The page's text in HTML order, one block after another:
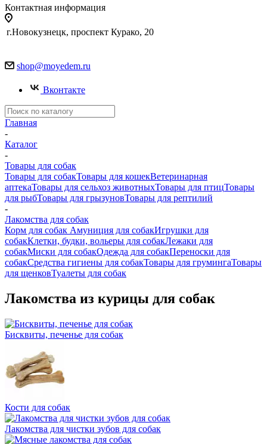
Контактная информация
г.Новокузнецк, проспект Курако, 20
shop@moyedem.ru
Вконтакте
Главная
-
Каталог
-
Товары для собак
Товары для собакТовары для кошекВетеринарная
аптекаТовары для сельхоз животныхТовары для птицТовары
для рыбТовары для грызуновТовары для рептилий
-
Лакомства для собак
Корм для собак Амуниция для собакИгрушки для
собакКлетки, будки, вольеры для собакЛежаки для
собакМиски для собакОдежда для собакПереноски для
собакСредства гигиены для собакТовары для грумингаТовары
для щенковТуалеты для собак
Лакомства из курицы для собак
Бисквиты, печенье для собак
Кости для собак
Лакомства для чистки зубов для собак